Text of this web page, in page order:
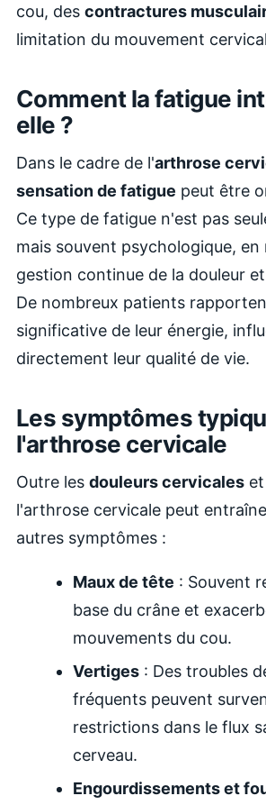
cou, des contractures
limitation du mouvement
Comment la fatigue
elle ?
Dans le cadre de l'arthrose
sensation de fatigue peut être
Ce type de fatigue n'est pas
mais souvent psychologique, en
gestion continue de la douleur
De nombreux patients
significative de leur énergie,
directement leur qualité de vie.
Les symptômes
l'arthrose cervicale
Outre les douleurs cervicales
l'arthrose cervicale peut
autres symptômes :
Maux de tête : Souvent
base du crâne et
mouvements du cou.
Vertiges : Des troubles
fréquents peuvent
restrictions dans le flux
cerveau.
Engourdissements et